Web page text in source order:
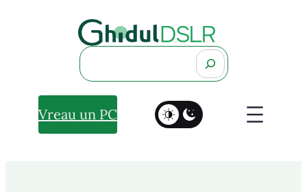
Search
Vreau un PC